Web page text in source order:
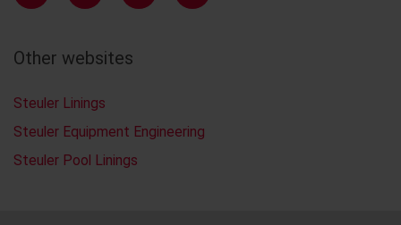
Other websites
Steuler Linings
Steuler Equipment Engineering
Steuler Pool Linings